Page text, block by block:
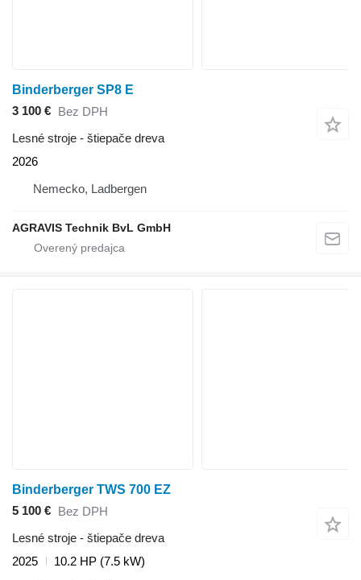
Binderberger SP8 E
3 100 € Bez DPH
Lesné stroje - štiepače dreva
2026
Nemecko, Ladbergen
AGRAVIS Technik BvL GmbH
Binderberger TWS 700 EZ
5 100 € Bez DPH
Lesné stroje - štiepače dreva
2025
10.2 HP (7.5 kW)